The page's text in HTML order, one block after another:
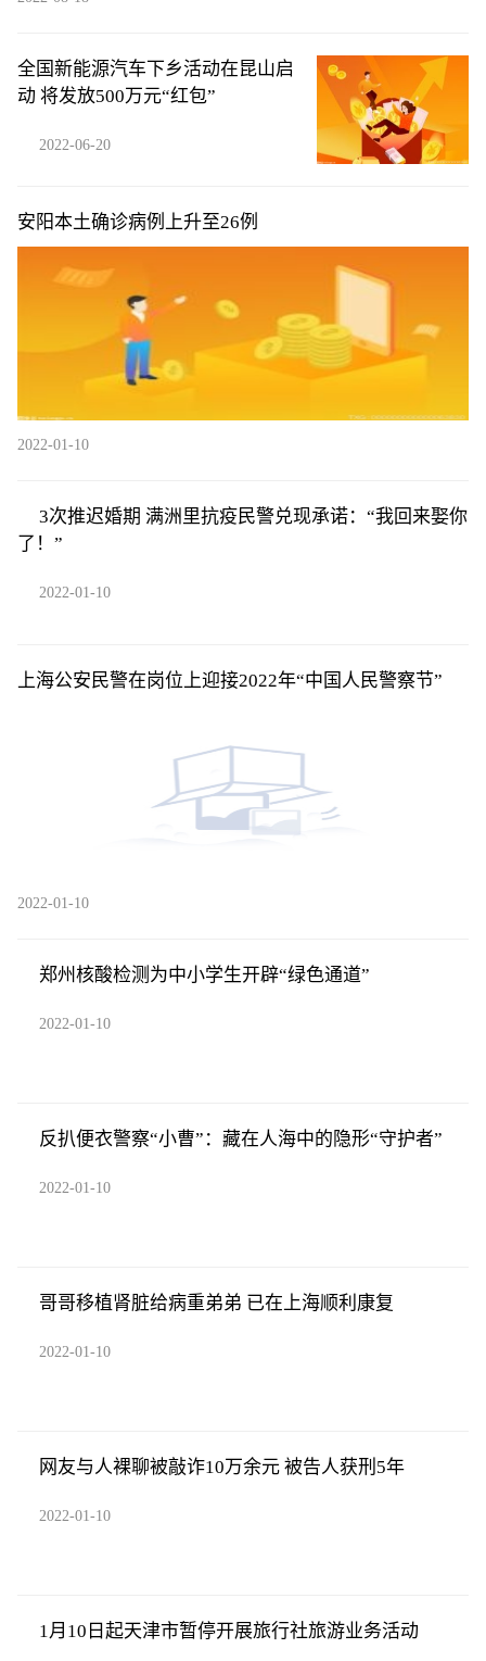
全国新能源汽车下乡活动在昆山启
动 将发放500万元“红包”
2022-06-20
安阳本土确诊病例上升至26例
2022-01-10
3次推迟婚期 满洲里抗疫民警兑现承诺：“我回来娶你
了！”
2022-01-10
上海公安民警在岗位上迎接2022年“中国人民警察节”
2022-01-10
郑州核酸检测为中小学生开辟“绿色通道”
2022-01-10
反扒便衣警察“小曹”：藏在人海中的隐形“守护者”
2022-01-10
哥哥移植肾脏给病重弟弟 已在上海顺利康复
2022-01-10
网友与人裸聊被敲诈10万余元 被告人获刑5年
2022-01-10
1月10日起天津市暂停开展旅行社旅游业务活动